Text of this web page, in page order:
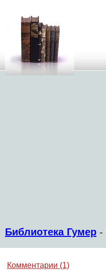
Библиотека Гумер -
Комментарии (1)